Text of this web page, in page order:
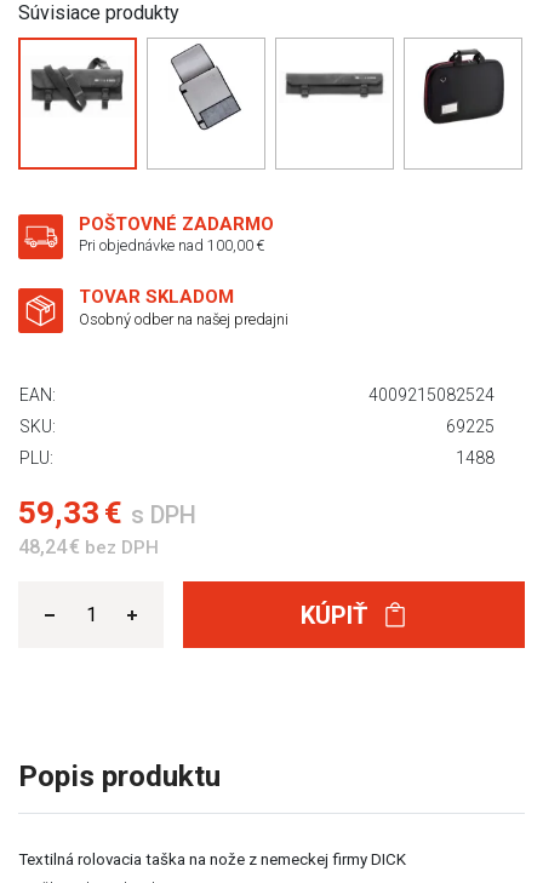
Súvisiace produkty
POŠTOVNÉ ZADARMO
Pri objednávke nad 100,00 €
TOVAR SKLADOM
Osobný odber na našej predajni
EAN:
4009215082524
SKU:
69225
PLU:
1488
59,33 € s DPH
48,24 € bez DPH
KÚPIŤ
Popis produktu
Textilná rolovacia taška na nože z nemeckej firmy DICK